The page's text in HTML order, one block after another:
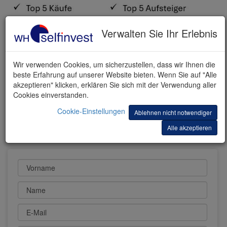
ERHALTEN SIE DAS
DOKUMENT PER E-MAIL
Vorname
Name
E-Mail
Verwalten Sie Ihr Erlebnis
Wir verwenden Cookies, um sicherzustellen, dass wir Ihnen die
beste Erfahrung auf unserer Website bieten. Wenn Sie auf "Alle
akzeptieren" klicken, erklären Sie sich mit der Verwendung aller
Cookies einverstanden.
Cookie-Einstellungen
Ablehnen nicht notwendiger
Alle akzeptieren